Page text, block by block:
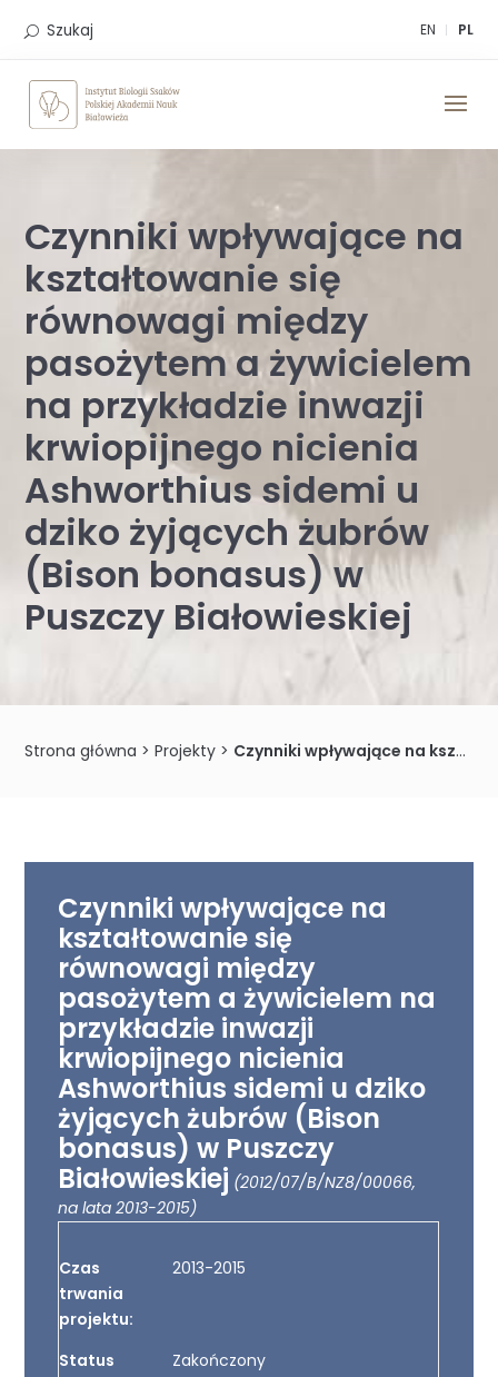
EN PL
Szukaj
Czynniki wpływające na
kształtowanie się
równowagi między
pasożytem a żywicielem
na przykładzie inwazji
krwiopijnego nicienia
Ashworthius sidemi u
dziko żyjących żubrów
(Bison bonasus) w
Puszczy Białowieskiej
Strona główna >Projekty > Czynniki wpływające na kształtowanie się równowagi między pasożytem a żywicielem na przykładzie inwazji krwiopijnego nicienia Ashworthius sidemi u dziko żyjących żubrów (Bison bonasus) w Puszczy Białowieskiej
Czynniki wpływające na
kształtowanie się
równowagi między
pasożytem a żywicielem na
przykładzie inwazji
krwiopijnego nicienia
Ashworthius sidemi u dziko
żyjących żubrów (Bison
bonasus) w Puszczy
Białowieskiej (2012/07/B/NZ8/00066,
na lata 2013-2015)
Czas
trwania
projektu:
2013-2015
Status
Zakończony